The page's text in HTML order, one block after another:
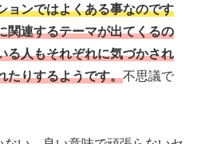
ョンではよくある事なのです
関連するテーマが出てくるの
る人もそれぞれに気づかされ
たりするようです。不思議で